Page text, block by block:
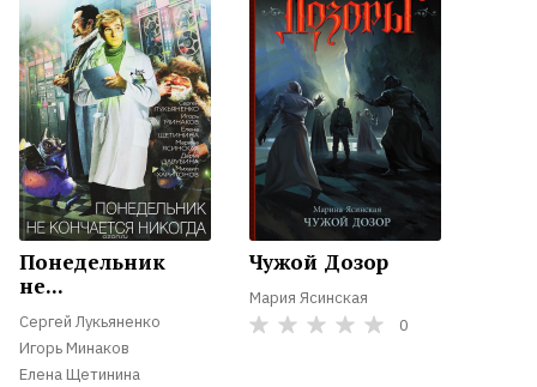
Коллекции
Понедельник
не...
Сергей Лукьяненко
Игорь Минаков
Елена Щетинина
Чужой Дозор
Мария Ясинская
0